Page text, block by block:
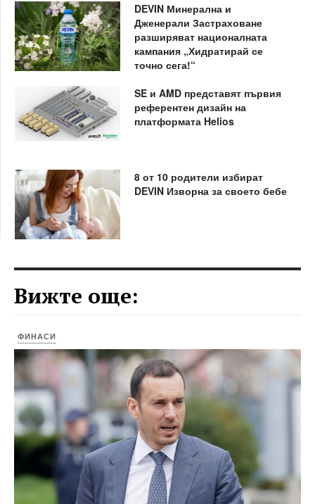
DEVIN Минерална и
Дженерали Застраховане
разширяват националната
кампания „Хидратирай се
точно сега!“
SE и AMD представят първия
референтен дизайн на
платформата Helios
8 от 10 родители избират
DEVIN Изворна за своето бебе
Вижте още:
ФИНАСИ